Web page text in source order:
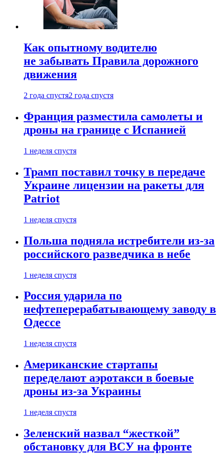
Как опытному водителю
не забывать Правила дорожного
движения
2 года спустя2 года спустя
Франция разместила самолеты и
дроны на границе с Испанией
1 неделя спустя
Трамп поставил точку в передаче
Украине лицензии на ракеты для
Patriot
1 неделя спустя
Польша подняла истребители из-за
российского разведчика в небе
1 неделя спустя
Россия ударила по
нефтеперерабатывающему заводу в
Одессе
1 неделя спустя
Американские стартапы
переделают аэротакси в боевые
дроны из-за Украины
1 неделя спустя
Зеленский назвал “жесткой”
обстановку для ВСУ на фронте